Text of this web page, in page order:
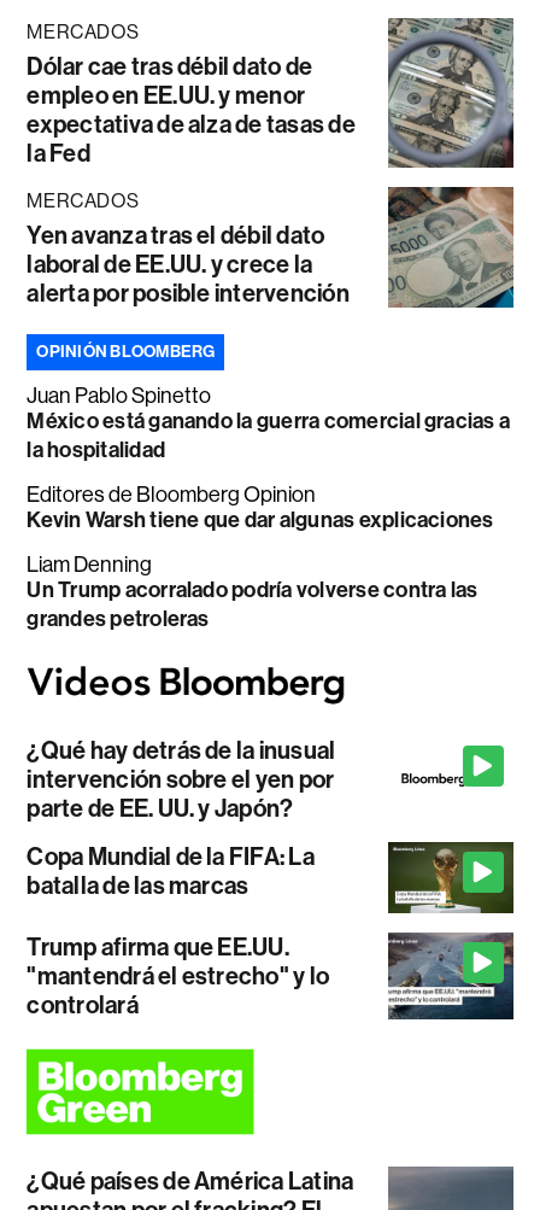
MERCADOS
Dólar cae tras débil dato de
empleo en EE.UU. y menor
expectativa de alza de tasas de
la Fed
MERCADOS
Yen avanza tras el débil dato
laboral de EE.UU. y crece la
alerta por posible intervención
OPINIÓN BLOOMBERG
Juan Pablo Spinetto
México está ganando la guerra comercial gracias a
la hospitalidad
Editores de Bloomberg Opinion
Kevin Warsh tiene que dar algunas explicaciones
Liam Denning
Un Trump acorralado podría volverse contra las
grandes petroleras
¿Qué hay detrás de la inusual
intervención sobre el yen por
parte de EE. UU. y Japón?
Copa Mundial de la FIFA: La
batalla de las marcas
Trump afirma que EE.UU.
"mantendrá el estrecho" y lo
controlará
¿Qué países de América Latina